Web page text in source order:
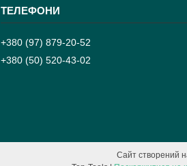
+380 (97) 879-20-52
+380 (50) 520-43-02
Сайт створений